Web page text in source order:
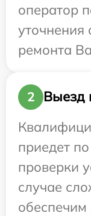
оператор
уточнения
ремонта
2
Выезд
приедет
проверки
случае
обеспечим